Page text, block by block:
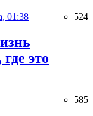
01:38 524
это
585